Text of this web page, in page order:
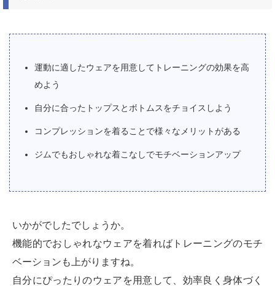
運動に適したウェアを用意してトレーニングの効果を高
めよう
自分に合ったトップスとボトムスをチョイスしよう
コンプレッションを着ることで様々なメリットがある
ジムでもおしゃれな着こなしでモチベーションアップ
いかがでしたでしょうか。
機能的でおしゃれなウェアを着ればトレーニングのモチ
ベーションも上がりますね。
自分にぴったりのウェアを用意して、効率良く身体づく